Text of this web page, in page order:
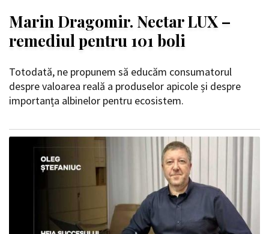
Marin Dragomir. Nectar LUX –
remediul pentru 101 boli
Totodată, ne propunem să educăm consumatorul
despre valoarea reală a produselor apicole și despre
importanța albinelor pentru ecosistem.